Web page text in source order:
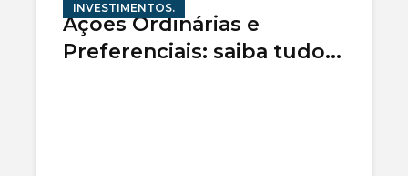
INVESTIMENTOS.
Ações Ordinárias e
Preferenciais: saiba tudo...